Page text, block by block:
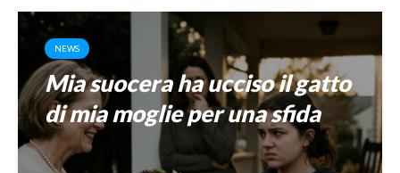
NEWS
Mia suocera ha ucciso il gatto
di mia moglie per una sfida